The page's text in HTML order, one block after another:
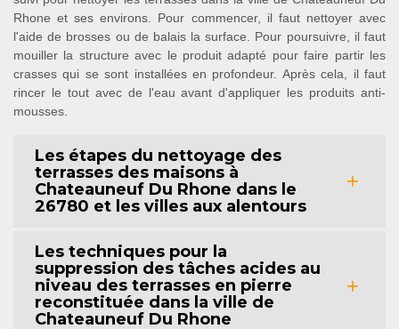
Rhone et ses environs. Pour commencer, il faut nettoyer avec
l'aide de brosses ou de balais la surface. Pour poursuivre, il faut
mouiller la structure avec le produit adapté pour faire partir les
crasses qui se sont installées en profondeur. Après cela, il faut
rincer le tout avec de l'eau avant d'appliquer les produits anti-
mousses.
Les étapes du nettoyage des
terrasses des maisons à
Chateauneuf Du Rhone dans le
26780 et les villes aux alentours
Les techniques pour la
suppression des tâches acides au
niveau des terrasses en pierre
reconstituée dans la ville de
Chateauneuf Du Rhone